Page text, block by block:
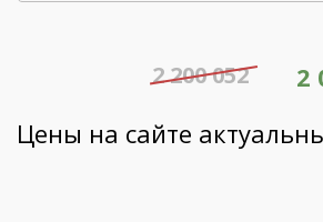
2
2 200 052
Цены на сайте